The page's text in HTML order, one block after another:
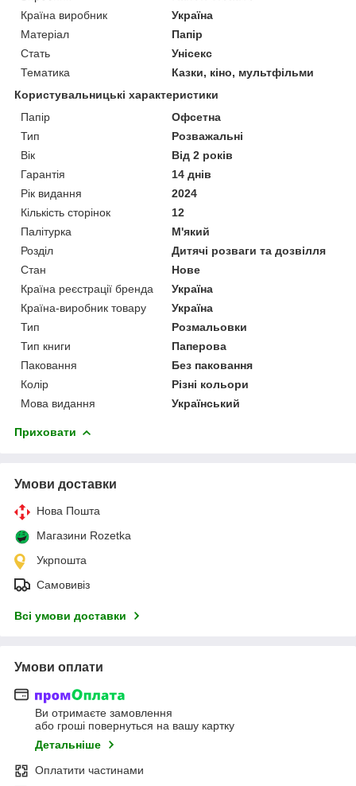
Країна виробник
Україна
Матеріал
Папір
Стать
Унісекс
Тематика
Казки, кіно, мультфільми
Користувальницькі характеристики
Папір
Офсетна
Тип
Розважальні
Вік
Від 2 років
Гарантія
14 днів
Рік видання
2024
Кількість сторінок
12
Палітурка
М'який
Розділ
Дитячі розваги та дозвілля
Стан
Нове
Країна реєстрації бренда
Україна
Країна-виробник товару
Україна
Тип
Розмальовки
Тип книги
Паперова
Паковання
Без паковання
Колір
Різні кольори
Мова видання
Український
Приховати
Умови доставки
Нова Пошта
Магазини Rozetka
Укрпошта
Самовивіз
Всі умови доставки
Умови оплати
Ви отримаєте замовлення
або гроші повернуться на вашу картку
Детальніше
Оплатити частинами